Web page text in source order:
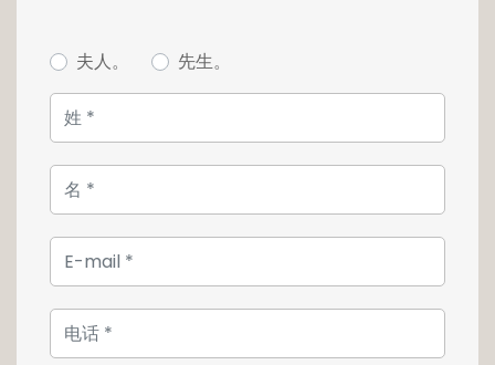
Double vitrage, volets électriques, four à
parquet d'origine.
Pas de garage ni d'emplacement extérieur
mais facilité pour stationner devant la
maison.
Pour plus d'informations, ou pour une visite,
merci de nous contacter au 26 54 17 17.
夫人。 先生。